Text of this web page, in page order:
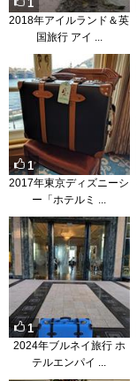
1
2018年アイルランド＆英
国旅行 アイ ...
1
2017年東京ディズニーシ
ー「ホテルミ ...
1
2024年ブルネイ旅行 ホ
テルエンパイ ...